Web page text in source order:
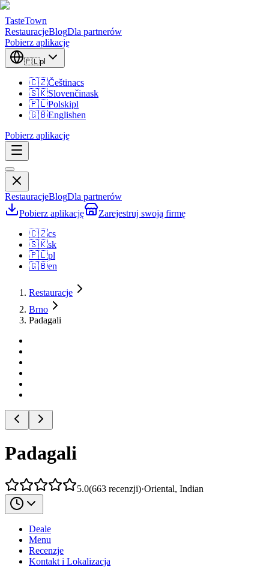
TasteTown
RestauracjeBlogDla partnerów
Pobierz aplikację
🇵🇱pl
🇨🇿Češtinacs
🇸🇰Slovenčinask
🇵🇱Polskipl
🇬🇧Englishen
Pobierz aplikację
RestauracjeBlogDla partnerów
Pobierz aplikację
Zarejestruj swoją firmę
🇨🇿cs
🇸🇰sk
🇵🇱pl
🇬🇧en
Restauracje
Brno
Padagali
Padagali
5.0(663 recenzji)·Oriental, Indian
Deale
Menu
Recenzje
Kontakt i Lokalizacja